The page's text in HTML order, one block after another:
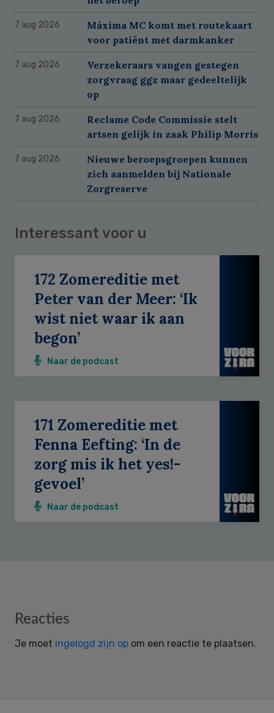
7 aug 2026
Máxima MC komt met routekaart
voor patiënt met darmkanker
7 aug 2026
Verzekeraars vangen gestegen
zorgvraag ggz maar gedeeltelijk
op
7 aug 2026
Reclame Code Commissie stelt
artsen gelijk in zaak Philip Morris
7 aug 2026
Nieuwe beroepsgroepen kunnen
zich aanmelden bij Nationale
Zorgreserve
Interessant voor u
172 Zomereditie met
Peter van der Meer: ‘Ik
wist niet waar ik aan
begon’
Naar de podcast
171 Zomereditie met
Fenna Eefting: ‘In de
zorg mis ik het yes!-
gevoel’
Naar de podcast
Reader
Reacties
Je moet ingelogd zijn op om een reactie te plaatsen.